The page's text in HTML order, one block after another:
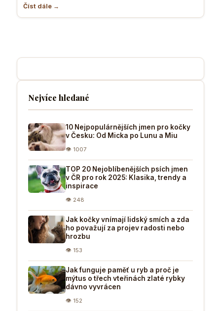
Číst dále →
Nejvíce hledané
10 Nejpopulárnějších jmen pro kočky
v Česku: Od Micka po Lunu a Miu
👁 1007
TOP 20 Nejoblíbenějších psích jmen
v ČR pro rok 2025: Klasika, trendy a
inspirace
👁 248
Jak kočky vnímají lidský smích a zda
ho považují za projev radosti nebo
hrozbu
👁 153
Jak funguje paměť u ryb a proč je
mýtus o třech vteřinách zlaté rybky
dávno vyvrácen
👁 152